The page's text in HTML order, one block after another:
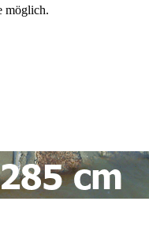
möglich.